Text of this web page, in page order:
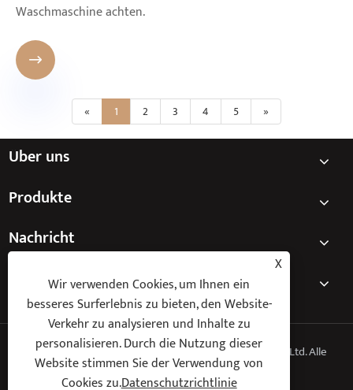
Waschmaschine achten.

« 1 2 3 4 5 »
Über uns
Produkte
Nachricht
Kontaktiere uns
Copyright © 2025 Ningbo Keyi Electric Appliance Co., Ltd. Alle
Rechte vorbehalten.
X
Wir verwenden Cookies, um Ihnen ein
besseres Surferlebnis zu bieten, den Website-
Verkehr zu analysieren und Inhalte zu
personalisieren. Durch die Nutzung dieser
Website stimmen Sie der Verwendung von
Cookies zu.Datenschutzrichtlinie